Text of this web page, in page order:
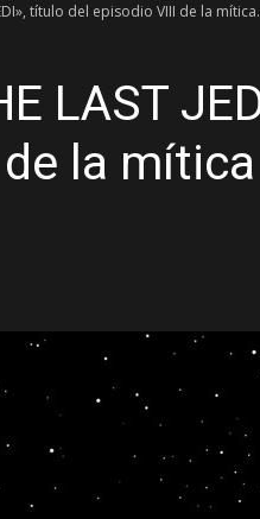
título del episodio VIII de la
LAST
la